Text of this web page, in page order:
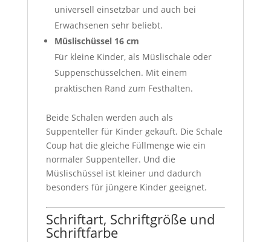
universell einsetzbar und auch bei
Erwachsenen sehr beliebt.
Müslischüssel 16 cm
Für kleine Kinder, als Müslischale oder
Suppenschüsselchen. Mit einem
praktischen Rand zum Festhalten.
Beide Schalen werden auch als
Suppenteller für Kinder gekauft. Die Schale
Coup hat die gleiche Füllmenge wie ein
normaler Suppenteller. Und die
Müslischüssel ist kleiner und dadurch
besonders für jüngere Kinder geeignet.
Schriftart, Schriftgröße und
Schriftfarbe